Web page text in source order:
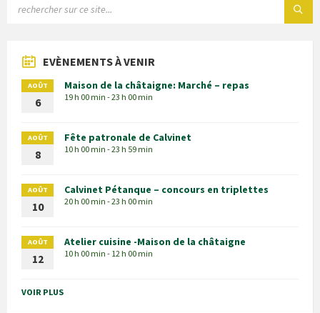
EVÈNEMENTS À VENIR
AOÛT
6
Maison de la châtaigne: Marché – repas
19 h 00 min - 23 h 00 min
AOÛT
8
Fête patronale de Calvinet
10 h 00 min - 23 h 59 min
AOÛT
10
Calvinet Pétanque – concours en triplettes
20 h 00 min - 23 h 00 min
AOÛT
12
Atelier cuisine -Maison de la châtaigne
10 h 00 min - 12 h 00 min
VOIR PLUS